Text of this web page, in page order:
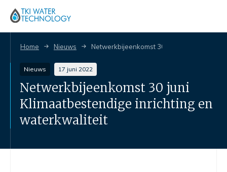
Home Nieuws Netwerkbijeenkomst 30 juni
Nieuws 17 juni 2022
Netwerkbijeenkomst 30 juni
Klimaatbestendige inrichting en
waterkwaliteit